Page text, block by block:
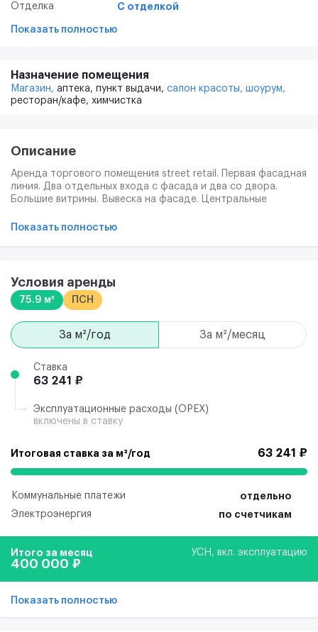
Отделка С отделкой
Показать полностью
Назначение помещения
Магазин, аптека, пункт выдачи, салон красоты, шоурум,
ресторан/кафе, химчистка
Описание
Аренда торгового помещения street retail. Первая фасадная
линия. Два отдельных входа с фасада и два со двора.
Большие витрины. Вывеска на фасаде. Центральные
электрическая мощность для любого вида деятельности.
Показать полностью
Условия аренды
75.9 м² ПСН
за м²/год за м²/месяц
Ставка
63 241 ₽
Эксплуатационные расходы (ОРЕХ)
включены в ставку
Итоговая ставка за м²/год 63 241 ₽
Коммунальные платежи
отдельно
Электроэнергия
по счетчикам
Итого за месяц УСН, вкл. эксплуатацию
400 000 ₽
Показать полностью